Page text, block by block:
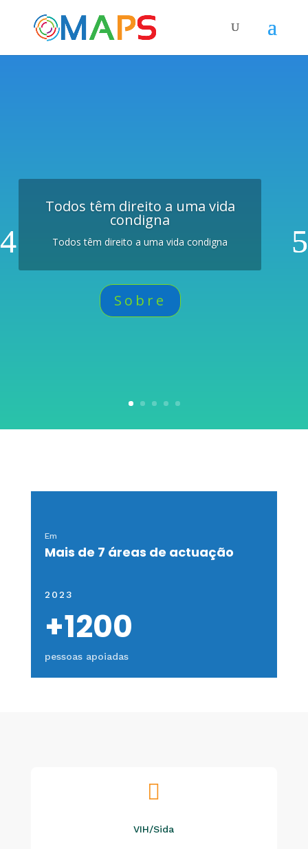
Todos têm direito a uma vida
condigna
Todos têm direito a uma vida condigna
Sobre
Em
Mais de 7 áreas de actuação
2023
+1200
pessoas apoiadas

VIH/Sida